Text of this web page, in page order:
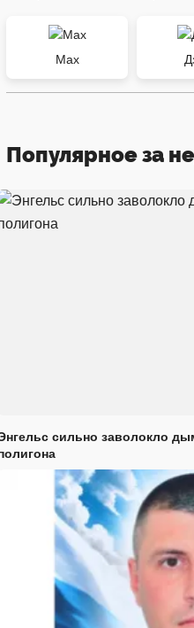
Max
Популярное за
сильно заволокло